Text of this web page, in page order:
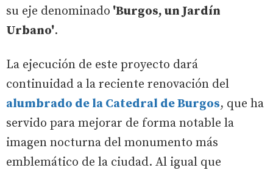
su eje denominado 'Burgos, un Jardín
Urbano'.
La ejecución de este proyecto dará
continuidad a la reciente renovación del
alumbrado de la Catedral de Burgos, que ha
servido para mejorar de forma notable la
imagen nocturna del monumento más
emblemático de la ciudad. Al igual que